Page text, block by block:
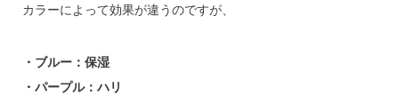
カラーによって効果が違うのですが、
・ブルー：保湿
・パープル：ハリ